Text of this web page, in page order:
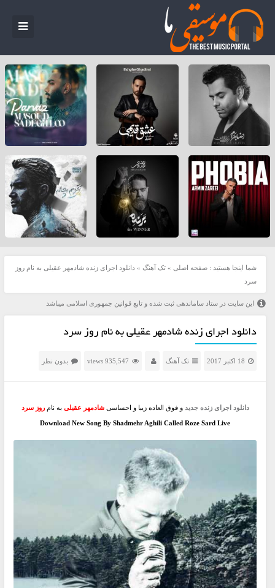
شما اینجا هستید : صفحه اصلی » تک آهنگ » دانلود اجرای زنده شادمهر عقیلی به نام روز
سرد
این سایت در ستاد ساماندهی ثبت شده و تابع قوانین جمهوری اسلامی میباشد
دانلود اجرای زنده شادمهر عقیلی به نام روز سرد
18 اکتبر 2017 تک آهنگ 935,547 views بدون نظر
دانلود اجرای زنده جدید و فوق العاده زیبا و احساسی شادمهر عقیلی به نام روز سرد
Download New Song By Shadmehr Aghili Called Roze Sard Live